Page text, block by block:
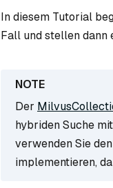
In diesem Tutorial
Fall und stellen dann
Der
hybriden Suche
verwenden Sie
implementieren,